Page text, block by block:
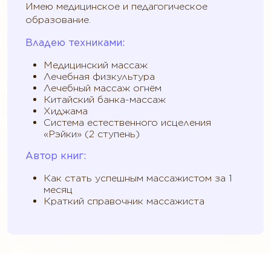
Имею медицинское и педагогическое
образование.
Владею техниками:
Медицинский массаж
Лечебная физкультура
Лечебный массаж огнём
Китайский банка-массаж
Хиджама
Система естественного исцеления
«Рэйки» (2 ступень)
Автор книг:
Как стать успешным массажистом за 1
месяц
Краткий справочник массажиста